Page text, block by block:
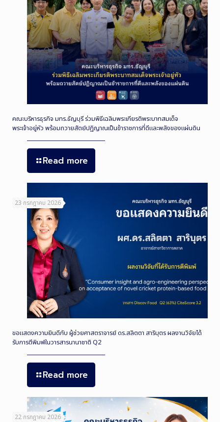
คณะบริหารธุรกิจ มทร.ธัญบุรี ร่วมพิธีเฉลิมพระเกียรติพระบาทสมเด็จ
พระเจ้าอยู่หัว พร้อมถวายสัตย์ปฏิญาณเป็นข้าราชการที่ดีและพลังของแผ่นดิน
Read more
23 กรกฎาคม 2026
ขอแสดงความยินดีกับ ผู้ช่วยศาสตราจารย์ ดร.สลิตตา สาริบุตร ผลงานวิจัยได้
รับการตีพิมพ์ในวารสารนานาชาติ Q2
Read more
22 กรกฎาคม 2026